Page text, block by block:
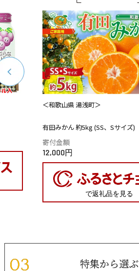
＜和歌山県 湯浅町＞
有田みかん 約5kg (SS、Sサイズ)
寄付金額
12,000円
で返礼品を見る
特集から選ぶ